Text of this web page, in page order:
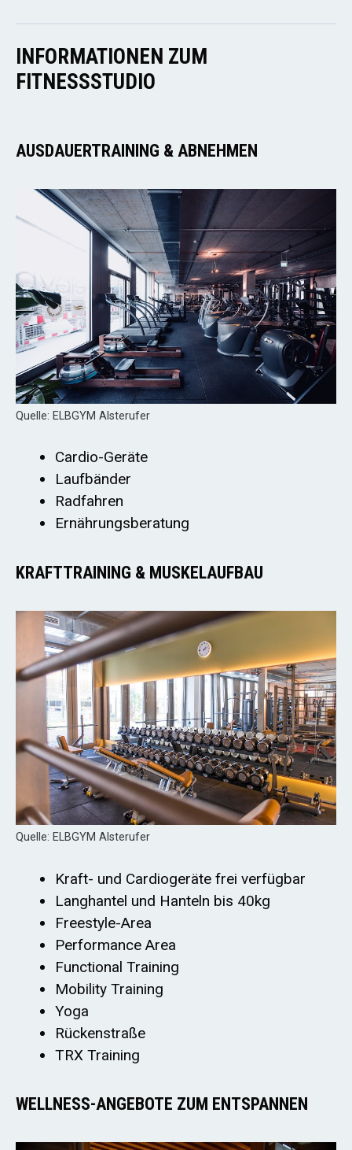
INFORMATIONEN ZUM
FITNESSSTUDIO
AUSDAUERTRAINING & ABNEHMEN
Quelle: ELBGYM Alsterufer
Cardio-Geräte
Laufbänder
Radfahren
Ernährungsberatung
KRAFTTRAINING & MUSKELAUFBAU
Quelle: ELBGYM Alsterufer
Kraft- und Cardiogeräte frei verfügbar
Langhantel und Hanteln bis 40kg
Freestyle-Area
Performance Area
Functional Training
Mobility Training
Yoga
Rückenstraße
TRX Training
WELLNESS-ANGEBOTE ZUM ENTSPANNEN